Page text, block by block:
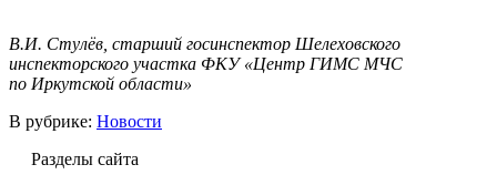
В.И. Стулёв, старший госинспектор Шелеховского
инспекторского участка ФКУ «Центр ГИМС МЧС
по Иркутской области»
В рубрике: Новости
Разделы сайта